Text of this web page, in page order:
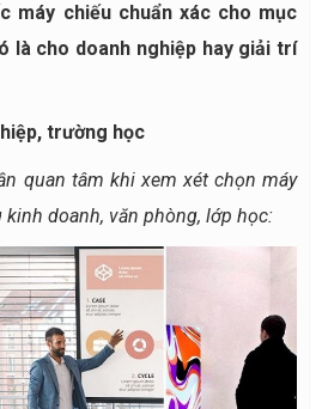
máy chiếu chuẩn xác cho mục
là cho doanh nghiệp hay giải trí
trường học
quan tâm khi xem xét chọn máy
doanh, văn phòng, lớp học: